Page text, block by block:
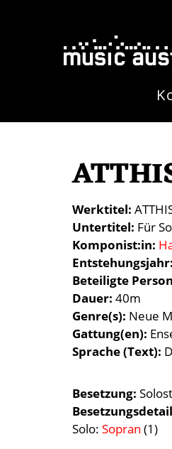
Werktitel
Untertitel Für
Komponist:in
Entstehungsjahr
Beteiligte
Dauer 40m
Genre(s) Neue
Gattung(en)
Sprache (Text)
Besetzung
Solo: Sopran (1)